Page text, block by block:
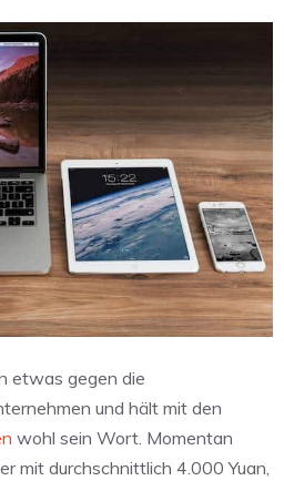
etwas gegen die
und hält mit den
wohl sein Wort. Momentan
mit durchschnittlich 4.000 Yuan,